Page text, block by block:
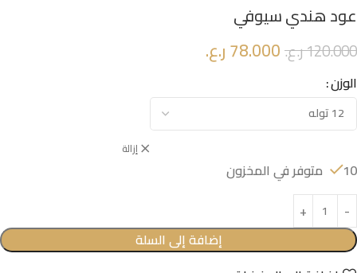
عود هندي سيوفي
120.000ر.ع.78.000ر.ع.
الوزن
إزالة
10 متوفر في المخزون
إضافة إلى السلة